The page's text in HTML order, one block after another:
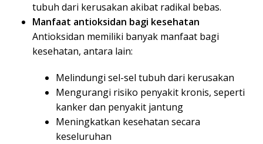
tubuh dari kerusakan akibat radikal bebas.
Manfaat antioksidan bagi kesehatan
Antioksidan memiliki banyak manfaat bagi
kesehatan, antara lain:
Melindungi sel-sel tubuh dari kerusakan
Mengurangi risiko penyakit kronis, seperti
kanker dan penyakit jantung
Meningkatkan kesehatan secara
keseluruhan